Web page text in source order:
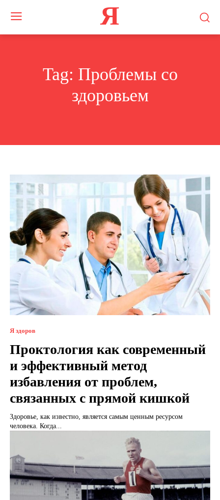
Я
Tag: Проблемы со
здоровьем
Я здоров
Проктология как современный
и эффективный метод
избавления от проблем,
связанных с прямой кишкой
Здоровье, как известно, является самым ценным ресурсом
человека. Когда...